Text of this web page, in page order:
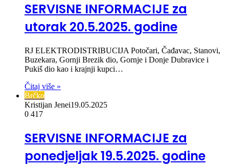
SERVISNE INFORMACIJE za
utorak 20.5.2025. godine
RJ ELEKTRODISTRIBUCIJA Potočari, Čađavac, Stanovi,
Buzekara, Gornji Brezik dio, Gornje i Donje Dubravice i
Pukiš dio kao i krajnji kupci…
Čitaj više »
Brčko
Kristijan Jenei19.05.2025
0 417
SERVISNE INFORMACIJE za
ponedjeljak 19.5.2025. godine